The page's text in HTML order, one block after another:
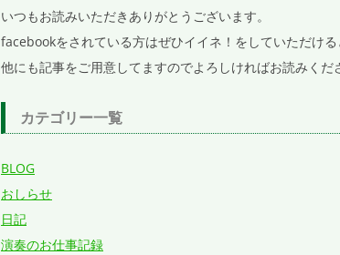
いつもお読みいただきありがとうございます。
facebookをされている方はぜひイイネ！をしていただける
他にも記事をご用意してますのでよろしければお読みくだ
カテゴリー一覧
BLOG
おしらせ
日記
演奏のお仕事記録